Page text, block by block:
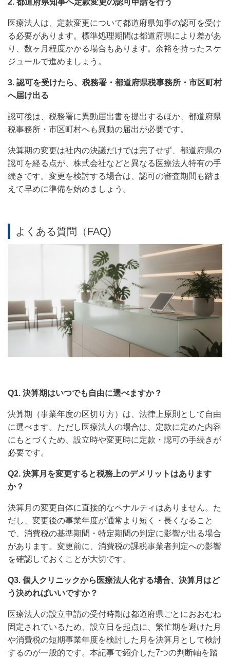
2. 都道府県知事へ定款変更の認可申請を行う
医療法人は、定款変更について都道府県知事の認可を受け
る必要があります。標準処理期間は都道府県により差があ
り、数ヶ月程度かかる場合もあります。余裕を持ったスケ
ジュールで進めましょう。
3. 認可を受けたら、税務署・都道府県税事務所・市区町村
へ届け出る
認可後は、税務署に異動届出書を提出するほか、都道府県
税事務所・市区町村へも異動の届出が必要です。
決算期の変更は社内の決議だけでは完了せず、都道府県の
認可を経る点が、株式会社などと異なる医療法人特有の手
続きです。変更を検討する場合は、認可の審査期間も踏ま
えて早めに準備を始めましょう。
よくある質問（FAQ)
Q1. 決算期はいつでも自由に選べますか？
決算期（事業年度の区切り方）は、法律上原則として自由
に選べます。ただし医療法人の場合は、定款に定めた内容
にもとづくため、設立時や変更時に定款・認可の手続きが
必要です。
Q2. 決算月を変更すると税務上のデメリットはあります
か？
決算月の変更自体に直接的なペナルティはありません。た
だし、変更後の事業年度が通常より短く・長くなること
で、消費税の基準期間・特定期間の判定に影響が出る場合
があります。変更前に、消費税の課税事業者判定への影響
を確認しておくことが大切です。
Q3. 個人クリニックから医療法人化する場合、決算月はど
う決めればいいですか？
医療法人の設立申請の受付時期は都道府県ごとにおおむね
固定されているため、設立日を起点に、繁忙期を避けた月
や消費税の短期事業年度を検討した月を決算月として検討
するのが一般的です。本記事で紹介した7つの判断軸を踏